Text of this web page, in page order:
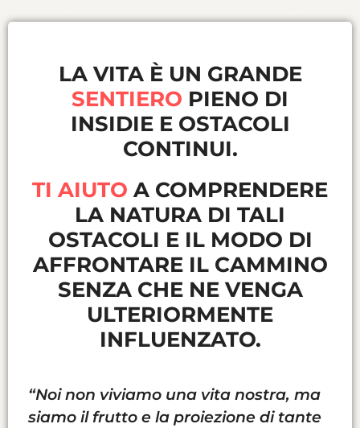
LA VITA È UN GRANDE
SENTIERO PIENO DI
INSIDIE E OSTACOLI
CONTINUI.
TI AIUTO A COMPRENDERE
LA NATURA DI TALI
OSTACOLI E IL MODO DI
AFFRONTARE IL CAMMINO
SENZA CHE NE VENGA
ULTERIORMENTE
INFLUENZATO.
“Noi non viviamo una vita nostra, ma
siamo il frutto e la proiezione di tante